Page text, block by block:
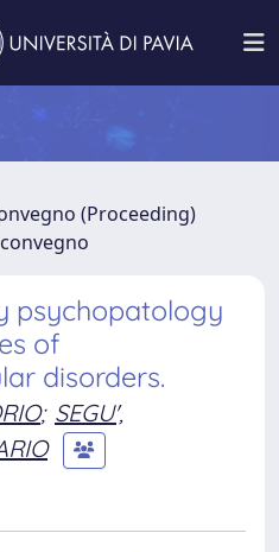
(Proceeding)
psychopatology
of
disorders.
; SEGU',